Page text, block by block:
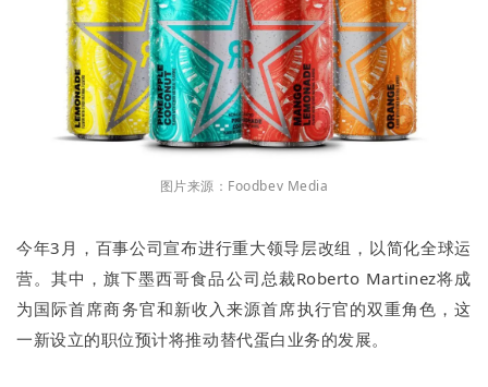
图片来源：Foodbev Media
今年3月，百事公司宣布进行重大领导层改组，以简化全球运
营。其中，旗下墨西哥食品公司总裁Roberto Martinez将成
为国际首席商务官和新收入来源首席执行官的双重角色，这
一新设立的职位预计将推动替代蛋白业务的发展。